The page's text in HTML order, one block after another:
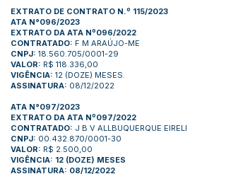
EXTRATO DE CONTRATO N.º 115/2023
ATA N°096/2023
EXTRATO DA ATA Nº096/2022
CONTRATADO: F M ARAÚJO-ME
CNPJ: 18.560.705/0001-29
VALOR: R$ 118.336,00
VIGÊNCIA: 12 (DOZE) MESES.
ASSINATURA: 08/12/2022
ATA N°097/2023
EXTRATO DA ATA Nº097/2022
CONTRATADO: J B V ALLBUQUERQUE EIRELI
CNPJ: 00.432.870/0001-30
VALOR: R$ 2.500,00
VIGÊNCIA: 12 (DOZE) MESES
ASSINATURA: 08/12/2022